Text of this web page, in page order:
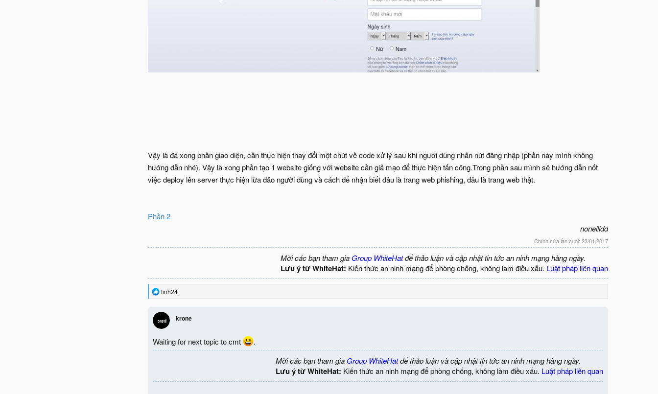
Vậy là đã xong phần giao diện, cần thực hiện thay đổi một chút về code xử lý sau khi người dùng nhấn nút đăng nhập (phần này mình không
hướng dẫn nhé). Vậy là xong phần tạo 1 website giống với website cần giả mạo để thực hiện tấn công.Trong phần sau mình sẽ hướng dẫn nốt
việc deploy lên server thực hiện lừa đảo người dùng và cách để nhận biết đâu là trang web phishing, đâu là trang web thật.
Phần 2
nonellldd
Chỉnh sửa lần cuối: 23/01/2017
Mời các bạn tham gia Group WhiteHatđể thảo luận và cập nhật tin tức an ninh mạng hàng ngày.
Lưu ý từ WhiteHat: Kiến thức an ninh mạng để phòng chống, không làm điều xấu. Luật pháp liên quan
R
e
c
t
i
o
n
s
linh24
krone
Waiting for next topic to cmt
.
Mời các bạn tham gia Group WhiteHatđể thảo luận và cập nhật tin tức an ninh mạng hàng ngày.
Lưu ý từ WhiteHat: Kiến thức an ninh mạng để phòng chống, không làm điều xấu. Luật pháp liên quan